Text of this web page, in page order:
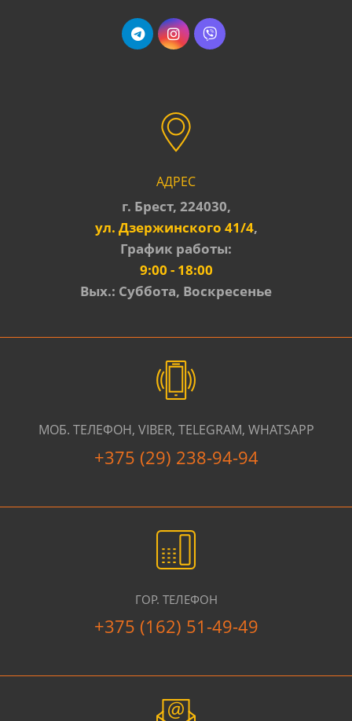
АДРЕС
г. Брест, 224030,
ул. Дзержинского 41/4,
График работы:
9:00 - 18:00
Вых.: Суббота, Воскресенье
МОБ. ТЕЛЕФОН, VIBER, TELEGRAM, WHATSAPP
+375 (29) 238-94-94
ГОР. ТЕЛЕФОН
+375 (162) 51-49-49